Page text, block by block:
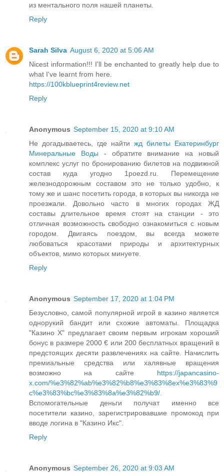
из ментального поля нашей планеты.
Reply
Sarah Silva August 6, 2020 at 5:06 AM
Nicest information!!! I'll be enchanted to greatly help due to
what I've learnt from here.
https://100kblueprint4review.net
Reply
Anonymous September 15, 2020 at 9:10 AM
Не догадываетесь, где найти жд билеты Екатеринбург
Минеральные Воды - обратите внимание на новый
комплекс услуг по бронированию билетов на подвижной
состав куда угодно 1poezd.ru. Перемещение
железнодорожным составом это не только удобно, к
тому же и шанс посетить города, в которых вы никогда не
проезжали. Довольно часто в многих городах ЖД
составы длительное время стоят на станции - это
отличная возможность свободно ознакомиться с новым
городом. Двигаясь поездом, вы всегда можете
любоваться красотами природы и архитектурных
объектов, мимо которых минуете.
Reply
Anonymous September 17, 2020 at 1:04 PM
Безусловно, самой популярной игрой в казино является
однорукий бандит или схожие автоматы. Площадка
"Казино Х" предлагает своим первым игрокам хороший
бонус в размере 2000 € или 200 бесплатных вращений в
предстоящих десяти развлечениях на сайте. Начислить
премиальные средства или халявные вращения
возможно на сайте https://japancasino-
x.com/%e3%82%ab%e3%82%b8%e3%83%8ex%e3%83%9
c%e3%83%bc%e3%83%8a%e3%82%b9/
Вспомогательные деньги получат именно все
посетители казино, зарегистрировавшие промокод при
вводе логина в "Казино Икс".
Reply
Anonymous September 26, 2020 at 9:03 AM